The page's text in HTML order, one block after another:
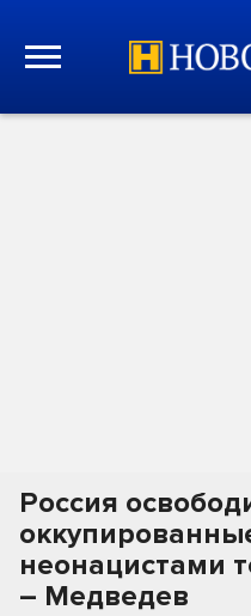
Россия
неонацистами
– Медведев